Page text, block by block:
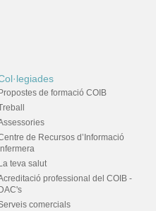
Propostes de formació COIB
de Recursos d’Informació
Infermera
La teva salut
professional del COIB -
DAC's
comercials